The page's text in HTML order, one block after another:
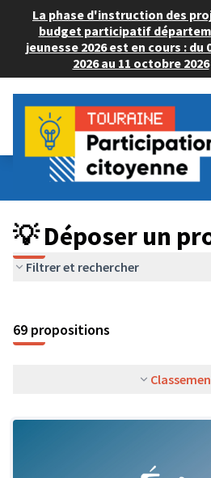
La phase d'instruction des
budget participatif
jeunesse 2026 est en cours : du
2026 au 11 octobre 2026
Budget Participatif ADULTE 2024
💡 Déposer un projet
💡 Déposer un
Filtrer et rechercher
69 propositions